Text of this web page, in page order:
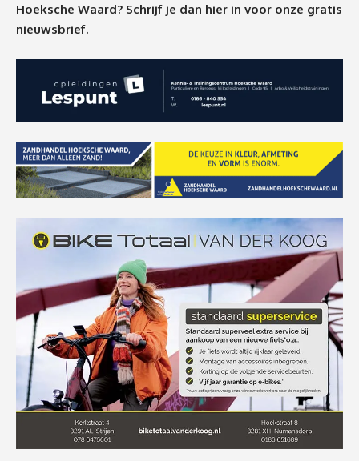
Hoeksche Waard? Schrijf je dan hier in voor onze gratis
nieuwsbrief.